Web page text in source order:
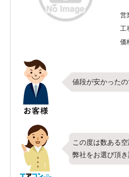
お使い頂く中で、
お困りごとがご
ご相談ください
営
工
価
値段が安かった
この度は数ある
弊社をお選び頂き
います。今回は